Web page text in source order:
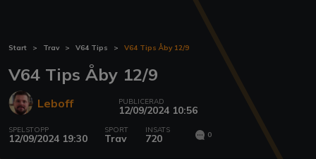
Start Trav V64 Tips V64 Tips Åby 12/9
V64 Tips Åby 12/9
Leboff PUBLICERAD
12/09/2024 10:56
SPELSTOPP
12/09/2024 19:30
SPORT
Trav
INSATS
720 0